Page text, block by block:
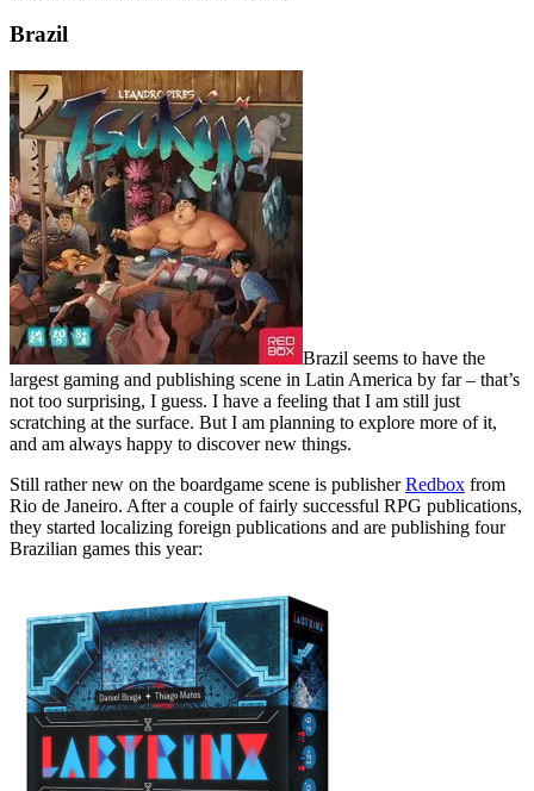
Brazil
Brazil seems to have the
largest gaming and publishing scene in Latin America by far – that’s
not too surprising, I guess. I have a feeling that I am still just
scratching at the surface. But I am planning to explore more of it,
and am always happy to discover new things.
Still rather new on the boardgame scene is publisherRedbox from
Rio de Janeiro. After a couple of fairly successful RPG publications,
they started localizing foreign publications and are publishing four
Brazilian games this year: